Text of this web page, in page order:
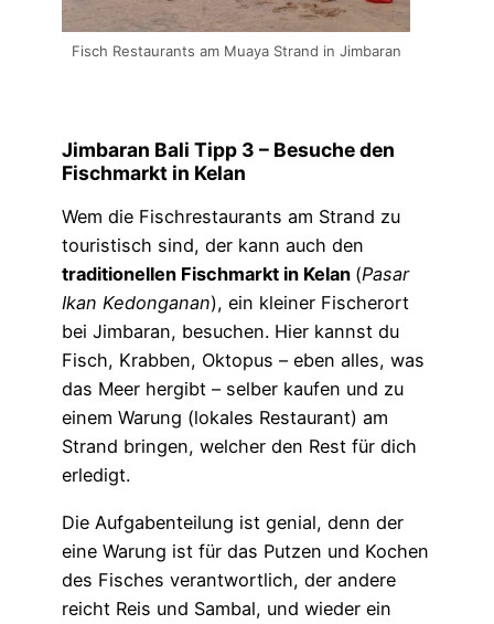
Fisch Restaurants am Muaya Strand in Jimbaran
Jimbaran Bali Tipp 3 – Besuche den
Fischmarkt in Kelan
Wem die Fischrestaurants am Strand zu
touristisch sind, der kann auch den
traditionellen Fischmarkt in Kelan (Pasar
Ikan Kedonganan), ein kleiner Fischerort
bei Jimbaran, besuchen. Hier kannst du
Fisch, Krabben, Oktopus – eben alles, was
das Meer hergibt – selber kaufen und zu
einem Warung (lokales Restaurant) am
Strand bringen, welcher den Rest für dich
erledigt.
Die Aufgabenteilung ist genial, denn der
eine Warung ist für das Putzen und Kochen
des Fisches verantwortlich, der andere
reicht Reis und Sambal, und wieder ein